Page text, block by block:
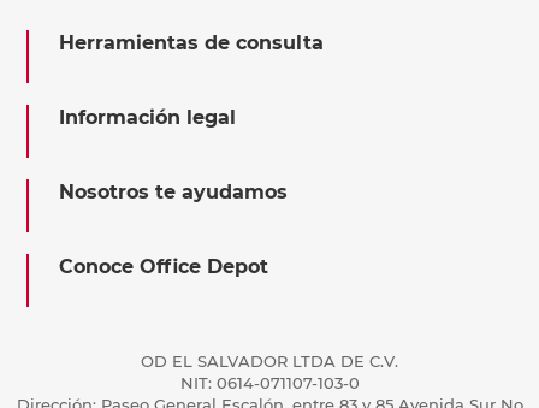
Herramientas de consulta
Información legal
Nosotros te ayudamos
Conoce Office Depot
OD EL SALVADOR LTDA DE C.V.
NIT: 0614-071107-103-0